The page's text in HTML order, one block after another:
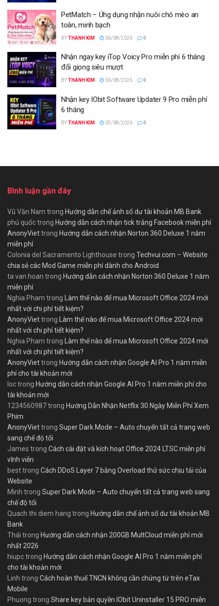
PetMatch – Ứng dụng nhận nuôi chó mèo an
toàn, minh bạch
BYTHANH KIM 06/08/2026 0
Nhận ngay key iTop Voicy Pro miễn phí 6 tháng
đổi giọng siêu mượt
BYTHANH KIM 06/08/2026 0
Nhận key IObit Software Updater 9 Pro miễn phí
6 tháng
BYTHANH KIM 05/08/2026 0
Bình luận gần đây
Vũ Văn Nam trong Hướng dẫn chế ảnh số dư tài khoản MB Bank
phú quốctrong Hướng dẫn cách nhận tick trắng Facebook miễn phí
AnonyViettrong Hướng dẫn cách nhận Norton 360 Deluxe 1 năm
miễn phí
Colonia del Sacramento Lighthouse trong Techvui.com – Website
chia sẻ các Mod Game miễn phí dành cho Android
ta van hoan trong Hướng dẫn cách nhận Norton 360 Deluxe 1 năm
miễn phí
Nghia Pham trong
Làm thế nào để mua Microsoft Office 2024 mới
nhất với chi phí tiết kiệm?
AnonyViettrong
Làm thế nào để mua Microsoft Office 2024 mới
nhất với chi phí tiết kiệm?
Nghia Pham trong
Làm thế nào để mua Microsoft Office 2024 mới
nhất với chi phí tiết kiệm?
AnonyViettrong Hướng dẫn cách nhận Google AI Pro 1 năm miễn
phí cho tài khoản mới
loctrong Hướng dẫn cách nhận Google AI Pro 1 năm miễn phí cho
tài khoản mới
1234560987trong Hướng Dẫn Nhận Netflix 30 Ngày Miễn Phí Xem
Phim
AnonyViettrong Super Dark Mode – Auto chuyển tất cả trang web
sang chế độ tối
James trong Cách cài đặt và kích hoạt Office 2024 LTSC miễn phí
vĩnh viễn
besttrong Cách DDoS Layer 7 bằng Overload thử sức chịu tải của
Website
Minh trong Super Dark Mode – Auto chuyển tất cả trang web sang
chế độ tối
Quach thi diem hang trong Hướng dẫn chế ảnh số dư tài khoản MB
Bank
Thái trong Hướng dẫn cách nhận 200GB MultCloud miễn phí mới
nhất 2026
hiupctrong Hướng dẫn cách nhận Google AI Pro 1 năm miễn phí
cho tài khoản mới
Linh trong Cách hoàn thuế TNCN không cần chứng từ trên eTax
Mobile
Phuong trong Share key bản quyền IObit Uninstaller 15 PRO miễn